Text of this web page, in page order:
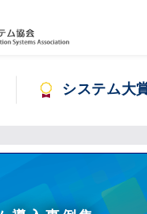
システム大